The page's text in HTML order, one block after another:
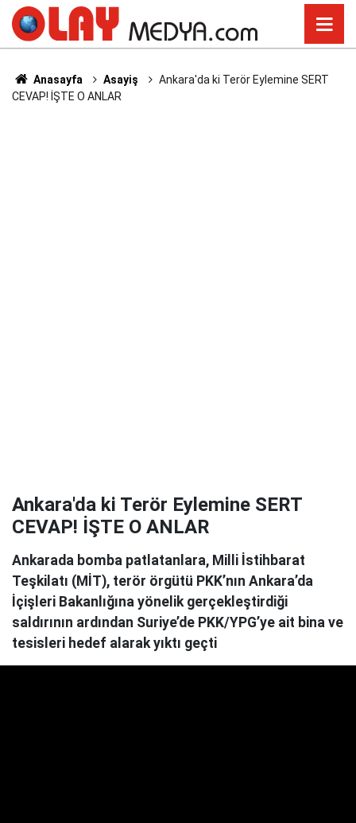
Anasayfa Asayiş
Ankara'da ki Terör Eylemine SERT
CEVAP! İŞTE O ANLAR
Ankara'da ki Terör Eylemine SERT
CEVAP! İŞTE O ANLAR
Ankarada bomba patlatanlara, Milli İstihbarat
Teşkilatı (MİT), terör örgütü PKK’nın Ankara’da
İçişleri Bakanlığına yönelik gerçekleştirdiği
saldırının ardından Suriye’de PKK/YPG’ye ait bina ve
tesisleri hedef alarak yıktı geçti